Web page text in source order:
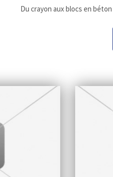
Du crayon aux blocs en